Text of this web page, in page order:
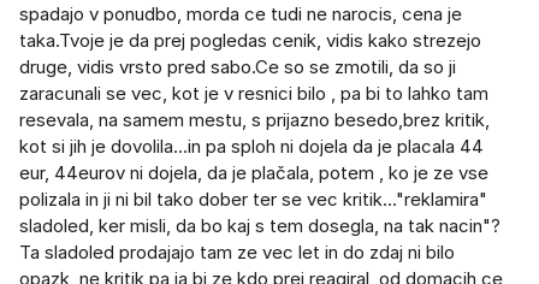
spadajo v ponudbo, morda ce tudi ne narocis, cena je
taka.Tvoje je da prej pogledas cenik, vidis kako strezejo
druge, vidis vrsto pred sabo.Ce so se zmotili, da so ji
zaracunali se vec, kot je v resnici bilo , pa bi to lahko tam
resevala, na samem mestu, s prijazno besedo,brez kritik,
kot si jih je dovolila...in pa sploh ni dojela da je placala 44
eur, 44eurov ni dojela, da je plačala, potem , ko je ze vse
polizala in ji ni bil tako dober ter se vec kritik..."reklamira"
sladoled, ker misli, da bo kaj s tem dosegla, na tak nacin"?
Ta sladoled prodajajo tam ze vec let in do zdaj ni bilo
opazk, ne kritik,pa ja bi ze kdo prej reagiral, od domacih,ce